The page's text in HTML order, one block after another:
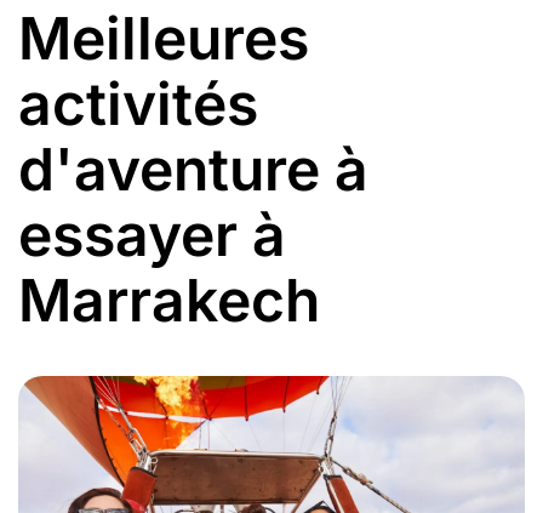
Meilleures
activités
d'aventure à
essayer à
Marrakech